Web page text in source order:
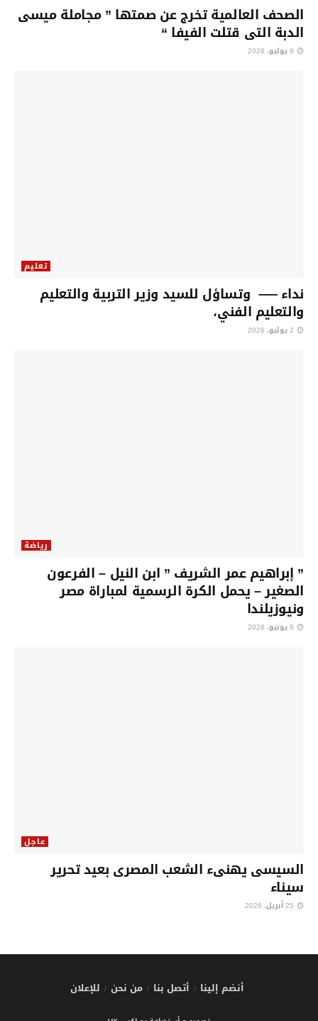
الصحف العالمية تخرج عن صمتها ” مجاملة ميسى
الدبة التى قتلت الفيفا “
تعليم
نداء —– وتساؤل للسيد وزير التربية والتعليم
والتعليم الفني،
رياضة
” إبراهيم عمر الشريف ” ابن النيل – الفرعون
الصغير – يحمل الكرة الرسمية لمباراة مصر
ونيوزيلندا
عاجل
السيسى يهنىء الشعب المصرى بعيد تحرير
سيناء
أنضم إلينا أتصل بنا من نحن للإعلان